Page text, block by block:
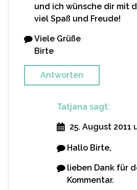
und ich wünsche dir mit
viel Spaß und Freude!
Viele Grüße
Birte
Antworten
Tatjana sagt:
25. August 2011
Hallo Birte,
lieben Dank für
Kommentar.